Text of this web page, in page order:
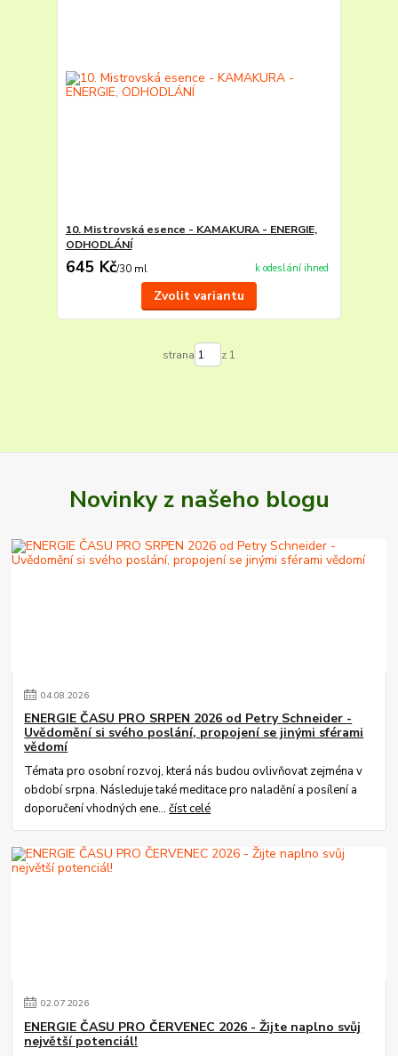
10. Mistrovská esence - KAMAKURA - ENERGIE,
ODHODLÁNÍ
645 Kč/30 ml k odeslání ihned
Zvolit variantu
strana z 1
Novinky z našeho blogu
04.08.2026
ENERGIE ČASU PRO SRPEN 2026 od Petry Schneider -
Uvědomění si svého poslání, propojení se jinými sférami
vědomí
Témata pro osobní rozvoj, která nás budou ovlivňovat zejména v
období srpna. Následuje také meditace pro naladění a posílení a
doporučení vhodných ene...číst celé
02.07.2026
ENERGIE ČASU PRO ČERVENEC 2026 - Žijte naplno svůj
největší potenciál!